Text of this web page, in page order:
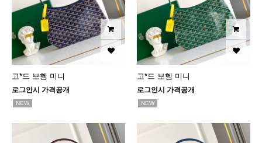
고*드 보헴 미니
로그인시 가격공개
NEW
고*드 보헴 미니
로그인시 가격공개
NEW